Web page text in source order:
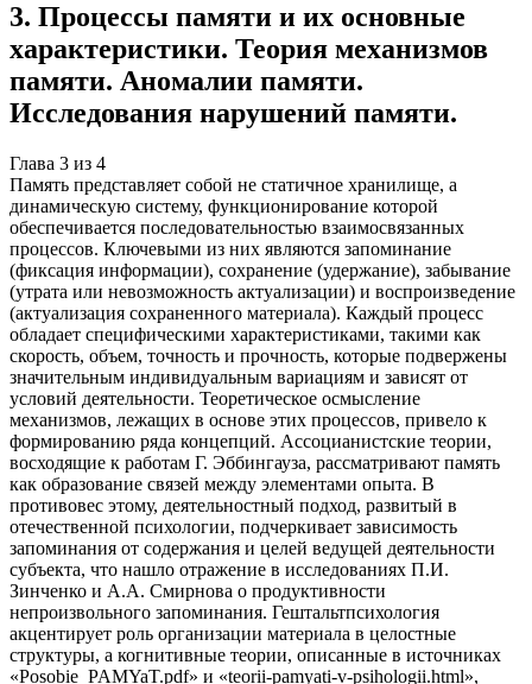
3. Процессы памяти и их основные
характеристики. Теория механизмов
памяти. Аномалии памяти.
Исследования нарушений памяти.
Глава 3 из 4
Память представляет собой не статичное хранилище, а
динамическую систему, функционирование которой
обеспечивается последовательностью взаимосвязанных
процессов. Ключевыми из них являются запоминание
(фиксация информации), сохранение (удержание), забывание
(утрата или невозможность актуализации) и воспроизведение
(актуализация сохраненного материала). Каждый процесс
обладает специфическими характеристиками, такими как
скорость, объем, точность и прочность, которые подвержены
значительным индивидуальным вариациям и зависят от
условий деятельности. Теоретическое осмысление
механизмов, лежащих в основе этих процессов, привело к
формированию ряда концепций. Ассоцианистские теории,
восходящие к работам Г. Эббингауза, рассматривают память
как образование связей между элементами опыта. В
противовес этому, деятельностный подход, развитый в
отечественной психологии, подчеркивает зависимость
запоминания от содержания и целей ведущей деятельности
субъекта, что нашло отражение в исследованиях П.И.
Зинченко и А.А. Смирнова о продуктивности
непроизвольного запоминания. Гештальтпсихология
акцентирует роль организации материала в целостные
структуры, а когнитивные теории, описанные в источниках
«Posobie_PAMYaT.pdf» и «teorii-pamyati-v-psihologii.html»,